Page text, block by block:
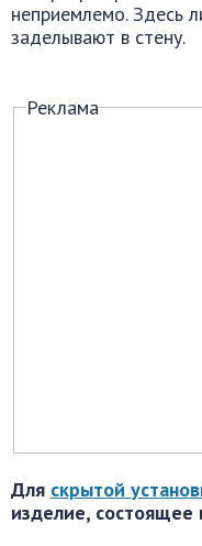
неприемлемо. Здесь
заделывают в стену.
Реклама
Для скрытой
изделие, состоящее